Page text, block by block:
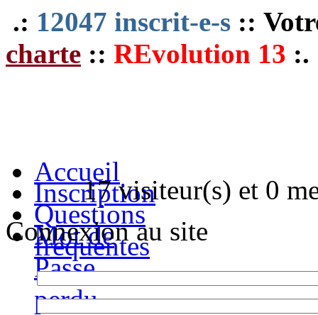
.: 12047 inscrit-e-s ::
charte :: REvolution 13 :.
17 visiteur(s) et 0
Accueil
Inscription
Questions
fréquentes
Mot de
Passe
perdu
Connexion au site